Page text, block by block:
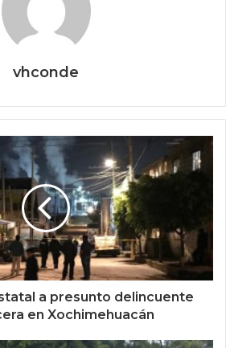
vhconde
a presunto delincuente
en Xochimehuacán